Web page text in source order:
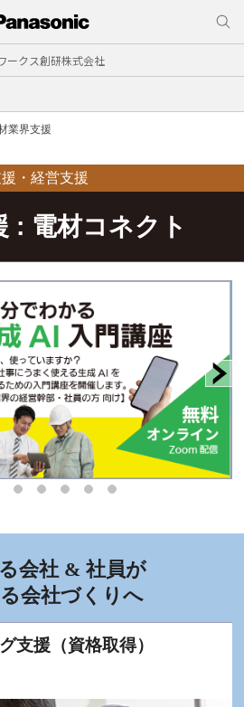
ークス創研株式会社
業界支援
・経営支援
: 電材コネクト
会社 & 社員が
会社づくりへ
支援（資格取得）